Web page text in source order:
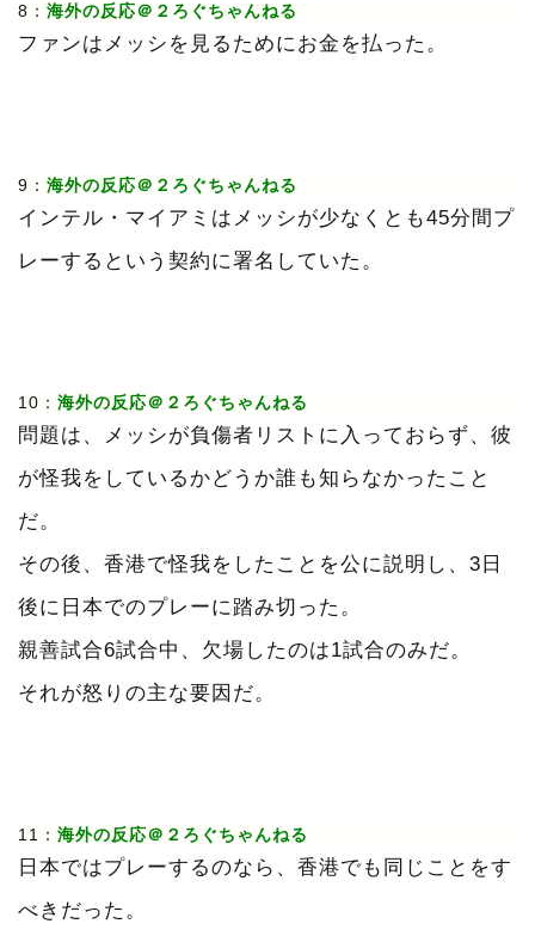
8： 海外の反応＠２ろぐちゃんねる
ファンはメッシを見るためにお金を払った。
9： 海外の反応＠２ろぐちゃんねる
インテル・マイアミはメッシが少なくとも45分間プ
レーするという契約に署名していた。
10： 海外の反応＠２ろぐちゃんねる
問題は、メッシが負傷者リストに入っておらず、彼
が怪我をしているかどうか誰も知らなかったこと
だ。
その後、香港で怪我をしたことを公に説明し、3日
後に日本でのプレーに踏み切った。
親善試合6試合中、欠場したのは1試合のみだ。
それが怒りの主な要因だ。
11： 海外の反応＠２ろぐちゃんねる
日本ではプレーするのなら、香港でも同じことをす
べきだった。